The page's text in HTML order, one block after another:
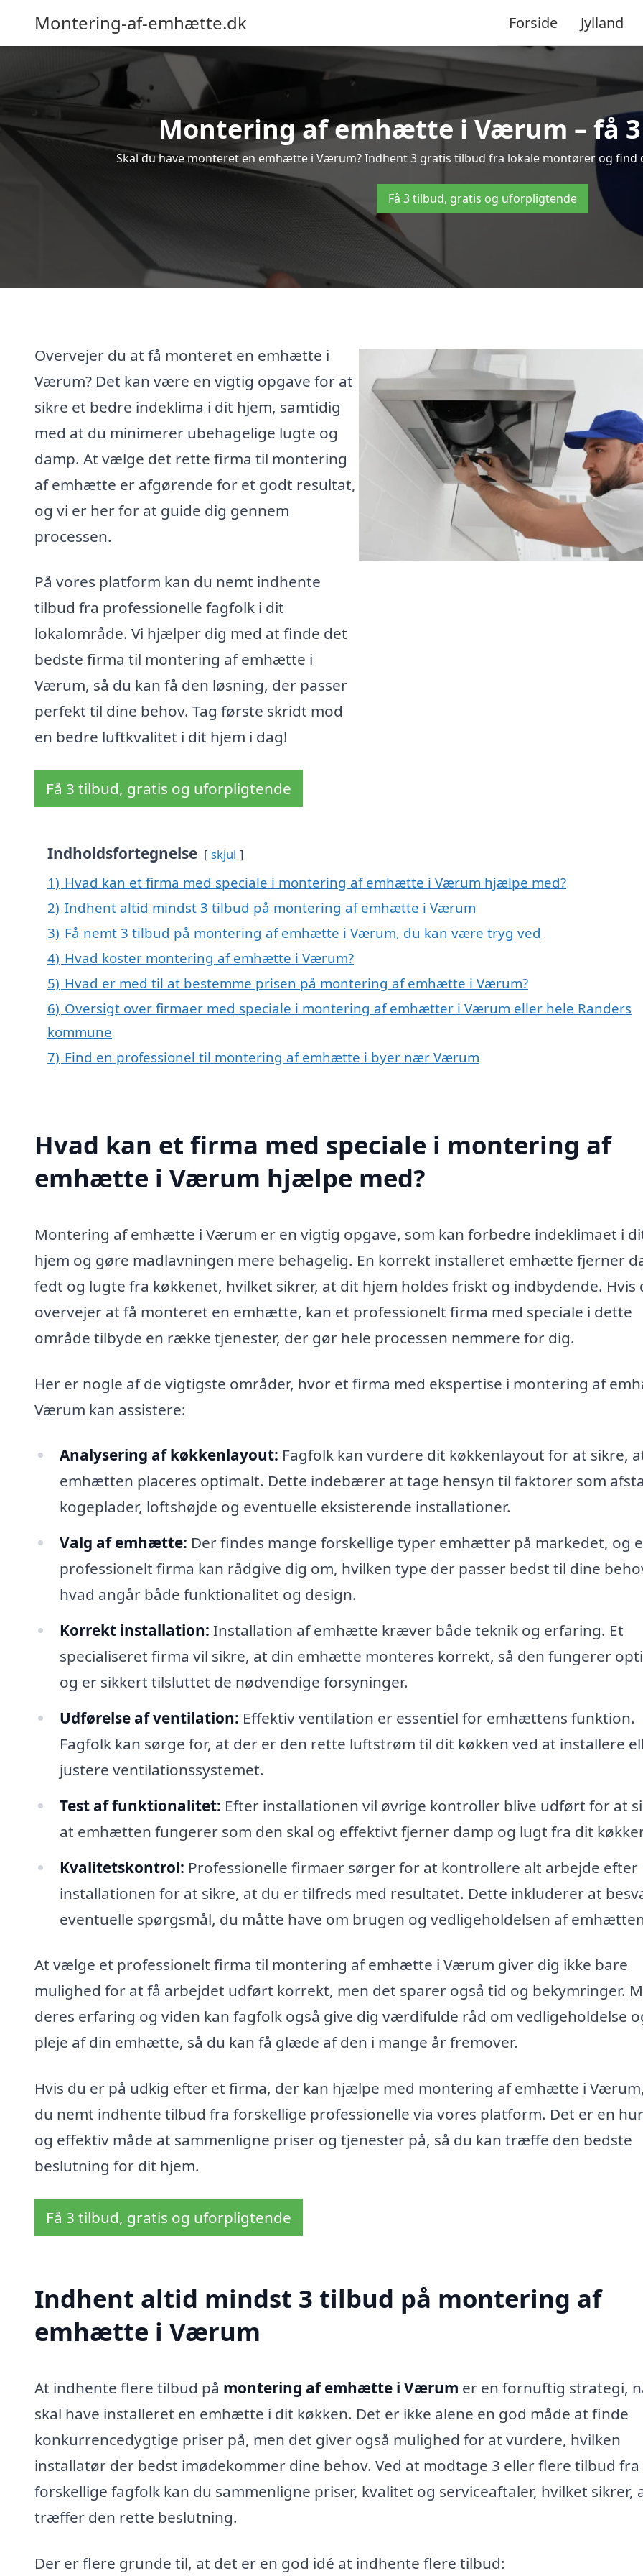
Montering-af-emhætte.dk Forside Jylland
Montering af emhætte i Værum – få
Skal du have monteret en emhætte i Værum? Indhent 3 gratis tilbud fra lokale montører og
Få 3 tilbud, gratis og uforpligtende
Overvejer du at få monteret en emhætte i
Værum? Det kan være en vigtig opgave for at
sikre et bedre indeklima i dit hjem, samtidig
med at du minimerer ubehagelige lugte og
damp. At vælge det rette firma til montering
af emhætte er afgørende for et godt resultat,
og vi er her for at guide dig gennem
processen.
På vores platform kan du nemt indhente
tilbud fra professionelle fagfolk i dit
lokalområde. Vi hjælper dig med at finde det
bedste firma til montering af emhætte i
Værum, så du kan få den løsning, der passer
perfekt til dine behov. Tag første skridt mod
en bedre luftkvalitet i dit hjem i dag!
Få 3 tilbud, gratis og uforpligtende
Indholdsfortegnelse skjul
1) Hvad kan et firma med speciale i montering af emhætte i Værum hjælpe med?
2) Indhent altid mindst 3 tilbud på montering af emhætte i Værum
3) Få nemt 3 tilbud på montering af emhætte i Værum, du kan være tryg ved
4) Hvad koster montering af emhætte i Værum?
5) Hvad er med til at bestemme prisen på montering af emhætte i Værum?
6) Oversigt over firmaer med speciale i montering af emhætter i Værum eller hele Randers
kommune
7) Find en professionel til montering af emhætte i byer nær Værum
Hvad kan et firma med speciale i montering af
emhætte i Værum hjælpe med?
Montering af emhætte i Værum er en vigtig opgave, som kan forbedre indeklimaet i
hjem og gøre madlavningen mere behagelig. En korrekt installeret emhætte fjerner
fedt og lugte fra køkkenet, hvilket sikrer, at dit hjem holdes friskt og indbydende. Hvis
overvejer at få monteret en emhætte, kan et professionelt firma med speciale i dette
område tilbyde en række tjenester, der gør hele processen nemmere for dig.
Her er nogle af de vigtigste områder, hvor et firma med ekspertise i montering af
Værum kan assistere:
Analysering af køkkenlayout: Fagfolk kan vurdere dit køkkenlayout for at sikre,
emhætten placeres optimalt. Dette indebærer at tage hensyn til faktorer som
kogeplader, loftshøjde og eventuelle eksisterende installationer.
Valg af emhætte: Der findes mange forskellige typer emhætter på markedet, og
professionelt firma kan rådgive dig om, hvilken type der passer bedst til dine
hvad angår både funktionalitet og design.
Korrekt installation: Installation af emhætte kræver både teknik og erfaring. Et
specialiseret firma vil sikre, at din emhætte monteres korrekt, så den fungerer
og er sikkert tilsluttet de nødvendige forsyninger.
Udførelse af ventilation: Effektiv ventilation er essentiel for emhættens funktion.
Fagfolk kan sørge for, at der er den rette luftstrøm til dit køkken ved at installere
justere ventilationssystemet.
Test af funktionalitet: Efter installationen vil øvrige kontroller blive udført for at
at emhætten fungerer som den skal og effektivt fjerner damp og lugt fra dit
Kvalitetskontrol: Professionelle firmaer sørger for at kontrollere alt arbejde efter
installationen for at sikre, at du er tilfreds med resultatet. Dette inkluderer at
eventuelle spørgsmål, du måtte have om brugen og vedligeholdelsen af
At vælge et professionelt firma til montering af emhætte i Værum giver dig ikke bare
mulighed for at få arbejdet udført korrekt, men det sparer også tid og bekymringer.
deres erfaring og viden kan fagfolk også give dig værdifulde råd om vedligeholdelse
pleje af din emhætte, så du kan få glæde af den i mange år fremover.
Hvis du er på udkig efter et firma, der kan hjælpe med montering af emhætte i
du nemt indhente tilbud fra forskellige professionelle via vores platform. Det er en
og effektiv måde at sammenligne priser og tjenester på, så du kan træffe den bedste
beslutning for dit hjem.
Få 3 tilbud, gratis og uforpligtende
Indhent altid mindst 3 tilbud på montering af
emhætte i Værum
At indhente flere tilbud på montering af emhætte i Værum er en fornuftig strategi,
skal have installeret en emhætte i dit køkken. Det er ikke alene en god måde at finde
konkurrencedygtige priser på, men det giver også mulighed for at vurdere, hvilken
installatør der bedst imødekommer dine behov. Ved at modtage 3 eller flere tilbud fra
forskellige fagfolk kan du sammenligne priser, kvalitet og serviceaftaler, hvilket sikrer,
træffer den rette beslutning.
Der er flere grunde til, at det er en god idé at indhente flere tilbud: